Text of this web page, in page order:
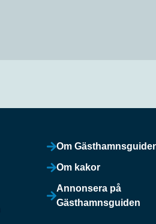
Om
Om kakor
Annonsera på
Gästhamnsguiden